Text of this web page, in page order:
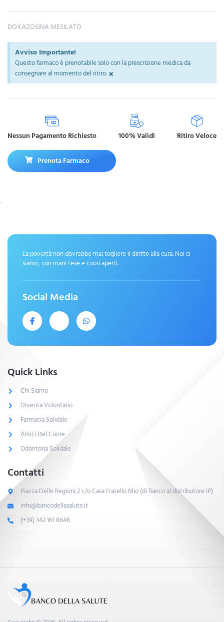
DOXAZOSINA MESILATO
Avviso Importante!
Questo farmaco è prenotabile solo con la prescrizione medica da
consegnare al momento del ritiro.×
Nessun Pagamento Richiesto 100% Validi Ritiro Veloce
Prenota Farmaco
La povertà non dovrebbe mai togliere il diritto alla cura. Noi ci
siamo, con mani tese e cuori aperti.
Social Media
Quick Links
Chi Siamo
Diventa Volontario
Farmacia Solidale
Amici Del Cuore
Odontoria Solidale
Contatti
Piazza Delle Regioni,2 c/o Casa Fratello Mio (di fianco al distributore IP)
info@bancodellasalute.it
(+39) 342 161 8646